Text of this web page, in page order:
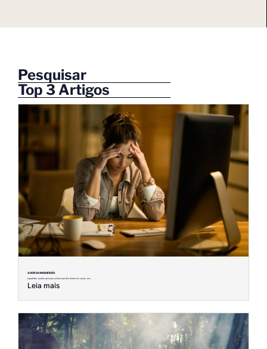
Pesquisar
Top 3 Artigos
A DOR DA INGRATIDÃO
Ingratidão: muitas pessoas acham que têm direito às coisas, em...
Leia mais